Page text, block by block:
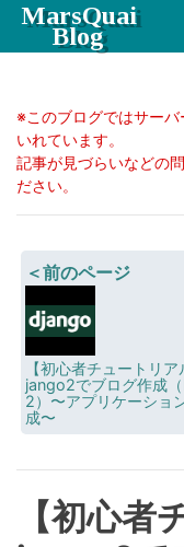
MarsQuai
Blog
※このブログではサー
いれています。
記事が見づらいなどの
ださい。
＜前のページ
【初心者チュートリ
jango2でブログ作成
2）〜アプリケーショ
成〜
【初心者